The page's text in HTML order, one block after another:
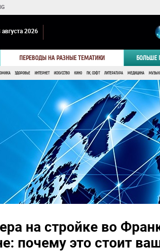
августа 2026
ПЕРЕВОДЫ НА РАЗНЫЕ ТЕМАТИКИ БОЛЬШЕ
ЗДОРОВЬЕ ИНТЕРНЕТ ИСКУССТВО КИНО ПК, СОФТ ЛИТЕРАТУРА МЕДИЦИНА
на стройке во
почему это стоит